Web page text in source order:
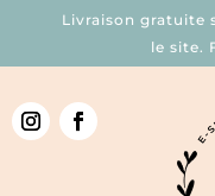
Livraison gratuite
le site.